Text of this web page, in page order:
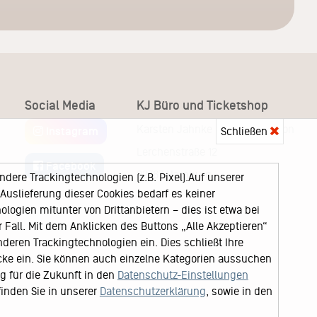
Social Media
Facebook
KJ Büro und Ticketshop
Karsten Jahnke Konzertdirektion
22767 Hamburg
Schließen
Trackingtechnologien (z.B. Pixel).Auf unserer
dieser Cookies bedarf es keiner
mitunter von Drittanbietern – dies ist etwa bei
Mit dem Anklicken des Buttons „Alle Akzeptieren“
Trackingtechnologien ein. Dies schließt Ihre
ein. Sie können auch einzelne Kategorien aussuchen
für die Zukunft in den Datenschutz-Einstellungen
Sie in unserer Datenschutzerklärung , sowie in den